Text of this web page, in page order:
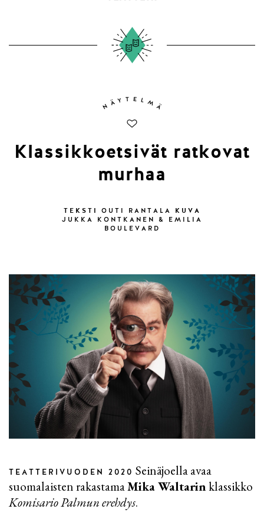
Klassikkoetsivät ratkovat
murhaa
TEKSTI OUTI RANTALA KUVA
JUKKA KONTKANEN & EMILIA
BOULEVARD
TEATTERIVUODEN 2020 Seinäjoella avaa
suomalaisten rakastamaMika Waltarinklassikko
Komisario Palmun erehdys.